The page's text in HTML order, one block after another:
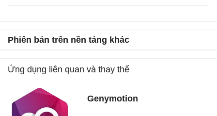
Phiên bản trên nền tảng khác
Ứng dụng liên quan và thay thế
Genymotion